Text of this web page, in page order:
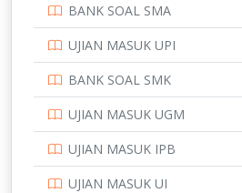
BANK SOAL SMA
UJIAN MASUK UPI
BANK SOAL SMK
UJIAN MASUK UGM
UJIAN MASUK IPB
UJIAN MASUK UI